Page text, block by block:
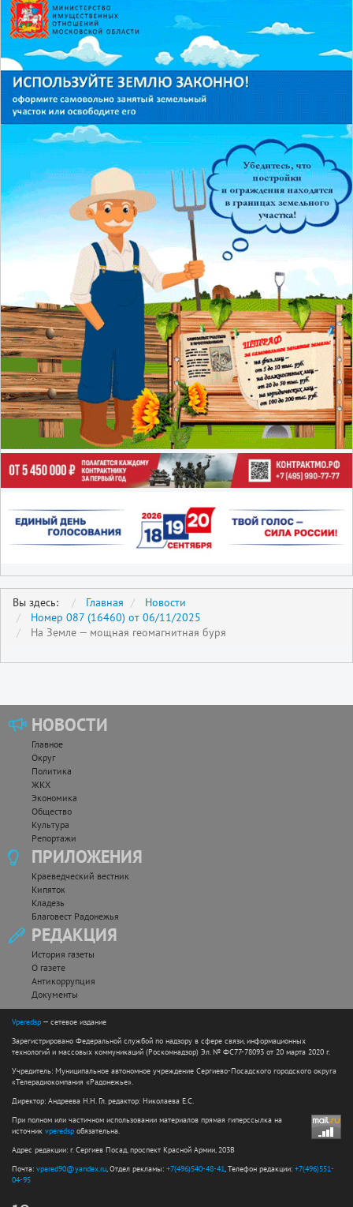
Вы здесь: Главная
Новости
Номер 087 (16460) от 06/11/2025
На Земле — мощная геомагнитная буря
НОВОСТИ
Главное
Округ
Политика
ЖКХ
Экономика
Общество
Культура
Репортажи
ПРИЛОЖЕНИЯ
Краеведческий вестник
Кипяток
Кладезь
Благовест Радонежья
РЕДАКЦИЯ
История газеты
О газете
Антикоррупция
Документы
Vperedsp — сетевое издание
Зарегистрировано Федеральной службой по надзору в сфере связи, информационных
технологий и массовых коммуникаций (Роскомнадзор) Эл. № ФС77-78093 от 20 марта 2020 г.
Учредитель: Муниципальное автономное учреждение Сергиево-Посадского городского округа
«Телерадиокомпания «Радонежье».
Директор: Андреева Н.Н. Гл. редактор: Николаева Е.С.
При полном или частичном использовании материалов прямая гиперссылка на
источник vperedsp обязательна.
Адрес редакции: г. Сергиев Посад, проспект Красной Армии, 203В
Почта: vpered90@yandex.ru, Отдел рекламы: +7(496)540-48-41, Телефон редакции: +7(496)551-
04-95